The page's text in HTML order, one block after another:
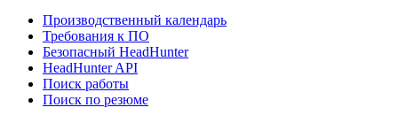
Производственный календарь
Требования к ПО
Безопасный HeadHunter
HeadHunter API
Поиск работы
Поиск по резюме